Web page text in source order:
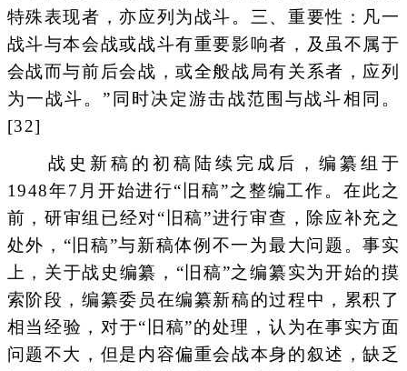
特殊表现者，亦应列为战斗。三、重要性：凡一
战斗与本会战或战斗有重要影响者，及虽不属于
会战而与前后会战，或全般战局有关系者，应列
为一战斗。”同时决定游击战范围与战斗相同。
[32]
战史新稿的初稿陆续完成后，编纂组于
1948年7月开始进行“旧稿”之整编工作。在此之
前，研审组已经对“旧稿”进行审查，除应补充之
处外，“旧稿”与新稿体例不一为最大问题。事实
上，关于战史编纂，“旧稿”之编纂实为开始的摸
索阶段，编纂委员在编纂新稿的过程中，累积了
相当经验，对于“旧稿”的处理，认为在事实方面
问题不大，但是内容偏重会战本身的叙述，缺乏